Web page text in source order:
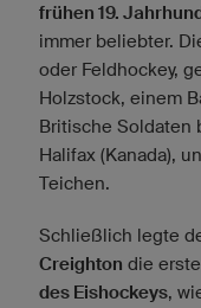
frühen 19.
immer beliebter.
oder Feldhockey,
Holzstock, einem
Britische Soldaten
Halifax (Kanada),
Teichen.
Schließlich legte
Creighton die
des Eishockeys,